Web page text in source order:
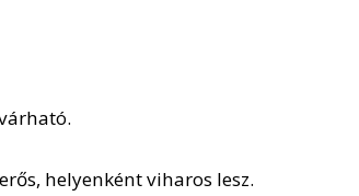
helyenként viharos lesz.